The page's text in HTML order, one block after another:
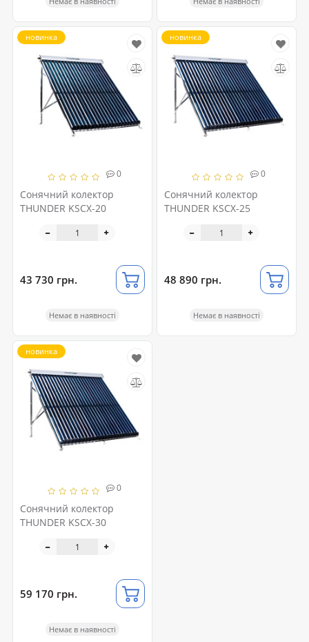
0
Сонячний колектор
THUNDER KSCX-20
новинка
43 730 грн.
Немає в наявності
0
Сонячний колектор
THUNDER KSCX-25
новинка
48 890 грн.
Немає в наявності
0
Сонячний колектор
THUNDER KSCX-30
новинка
59 170 грн.
Немає в наявності